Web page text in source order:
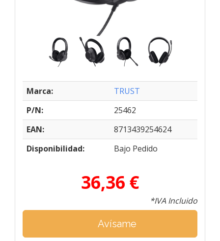
Marca:
TRUST
P/N:
25462
EAN:
8713439254624
Disponibilidad:
Bajo Pedido
36,36 €
*IVA Incluido
Avísame